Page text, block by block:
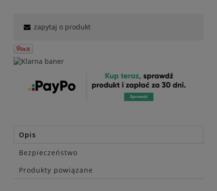
zapytaj o produkt
Opis
Bezpieczeństwo
Produkty powiązane